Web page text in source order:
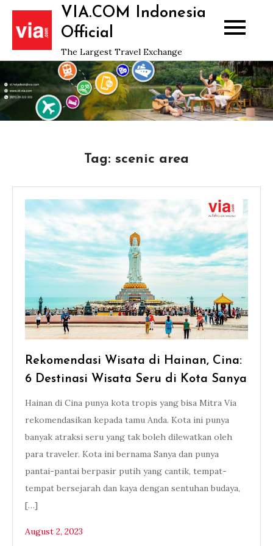
Skip
content
VIA.COM Indonesia
Official
The Largest Travel Exchange
Tag: scenic area
Rekomendasi Wisata di Hainan, Cina:
6 Destinasi Wisata Seru di Kota Sanya
Hainan di Cina punya kota tropis yang bisa Mitra Via
rekomendasikan kepada tamu Anda. Kota ini punya
banyak atraksi seru yang tak boleh dilewatkan oleh
para traveler. Kota ini bernama Sanya dan punya
pantai-pantai berpasir putih yang cantik, tempat-
tempat bersejarah dan kaya dengan sentuhan budaya,
[…]
August 2, 2023